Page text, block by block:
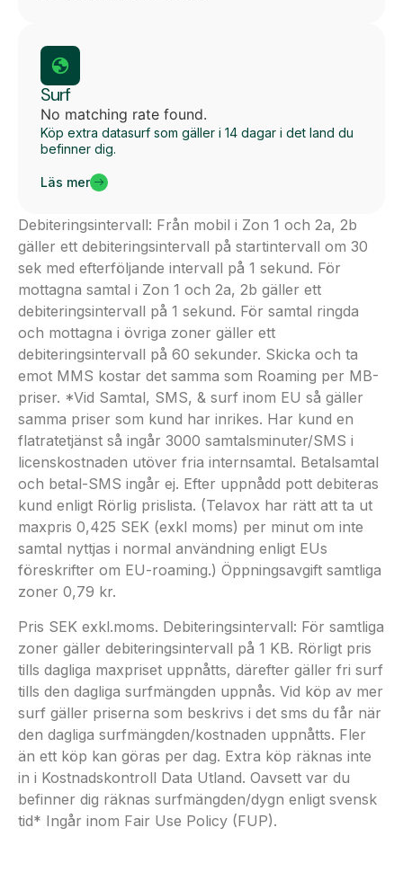
Surf
No matching rate found.
Köp extra datasurf som gäller i 14 dagar i det land du
befinner dig.
Läs mer
Debiteringsintervall: Från mobil i Zon 1 och 2a, 2b
gäller ett debiteringsintervall på startintervall om 30
sek med efterföljande intervall på 1 sekund. För
mottagna samtal i Zon 1 och 2a, 2b gäller ett
debiteringsintervall på 1 sekund. För samtal ringda
och mottagna i övriga zoner gäller ett
debiteringsintervall på 60 sekunder. Skicka och ta
emot MMS kostar det samma som Roaming per MB-
priser. *Vid Samtal, SMS, & surf inom EU så gäller
samma priser som kund har inrikes. Har kund en
flatratetjänst så ingår 3000 samtalsminuter/SMS i
licenskostnaden utöver fria internsamtal. Betalsamtal
och betal-SMS ingår ej. Efter uppnådd pott debiteras
kund enligt Rörlig prislista. (Telavox har rätt att ta ut
maxpris 0,425 SEK (exkl moms) per minut om inte
samtal nyttjas i normal användning enligt EUs
föreskrifter om EU-roaming.) Öppningsavgift samtliga
zoner 0,79 kr.
Pris SEK exkl.moms. Debiteringsintervall: För samtliga
zoner gäller debiteringsintervall på 1 KB. Rörligt pris
tills dagliga maxpriset uppnåtts, därefter gäller fri surf
tills den dagliga surfmängden uppnås. Vid köp av mer
surf gäller priserna som beskrivs i det sms du får när
den dagliga surfmängden/kostnaden uppnåtts. Fler
än ett köp kan göras per dag. Extra köp räknas inte
in i Kostnadskontroll Data Utland. Oavsett var du
befinner dig räknas surfmängden/dygn enligt svensk
tid* Ingår inom Fair Use Policy (FUP).